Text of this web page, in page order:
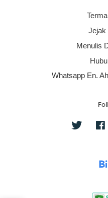
Jejak
Menulis
Whatsapp En.
Twitter